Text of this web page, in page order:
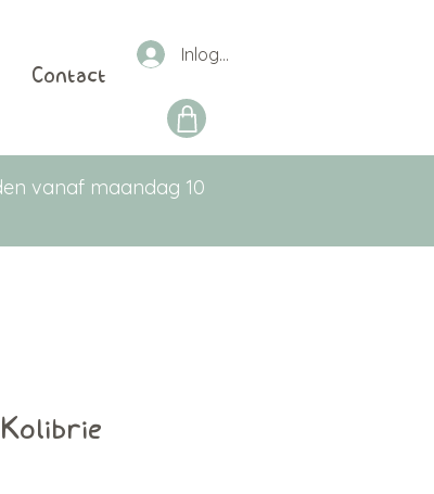
Contact
Inloggen
vanaf maandag 10